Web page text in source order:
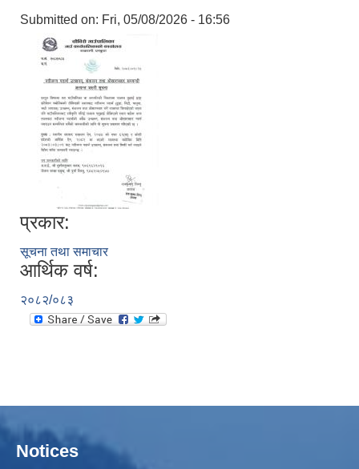
Submitted on: Fri, 05/08/2026 - 16:56
प्रकार:
सूचना तथा समाचार
आर्थिक वर्ष:
२०८२/०८३
Notices